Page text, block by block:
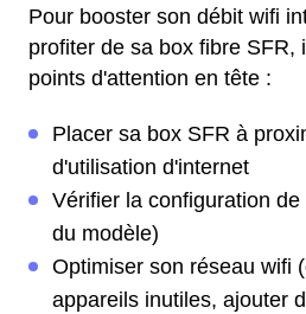
Pour booster son débit wifi
profiter de sa box fibre SFR,
points d'attention en tête :
Placer sa box SFR à
d'utilisation d'internet
Vérifier la configuration
du modèle)
Optimiser son réseau wifi
appareils inutiles, ajouter